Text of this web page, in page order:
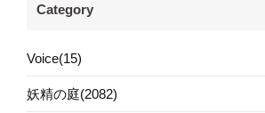
Category
Voice(15)
妖精の庭(2082)